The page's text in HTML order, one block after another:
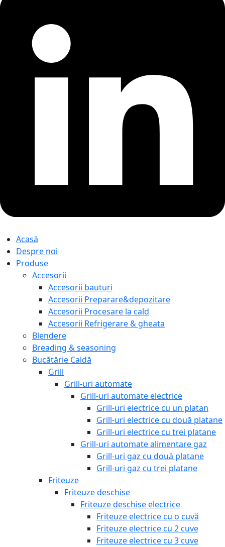
Acasă
Despre noi
Produse
Accesorii
Accesorii bauturi
Accesorii Preparare&depozitare
Accesorii Procesare la cald
Accesorii Refrigerare & gheata
Blendere
Breading & seasoning
Bucătărie Caldă
Grill
Grill-uri automate
Grill-uri automate electrice
Grill-uri electrice cu un platan
Grill-uri electrice cu două platane
Grill-uri electrice cu trei platane
Grill-uri automate alimentare gaz
Grill-uri gaz cu două platane
Grill-uri gaz cu trei platane
Friteuze
Friteuze deschise
Friteuze deschise electrice
Friteuze electrice cu o cuvă
Friteuze electrice cu 2 cuve
Friteuze electrice cu 3 cuve